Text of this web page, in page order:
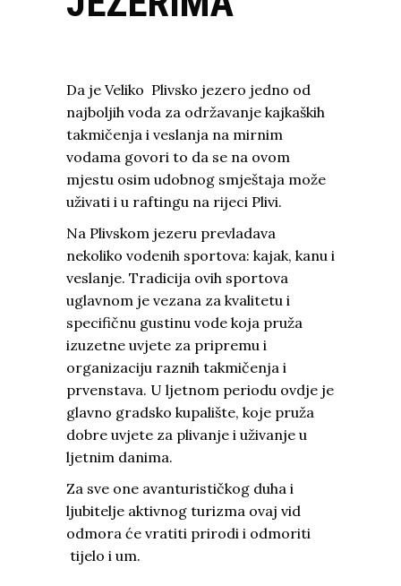
Da je Veliko Plivsko jezero jedno od
najboljih voda za održavanje kajkaških
takmičenja i veslanja na mirnim
vodama govori to da se na ovom
mjestu osim udobnog smještaja može
uživati i u raftingu na rijeci Plivi.
Na Plivskom jezeru prevladava
nekoliko vodenih sportova: kajak, kanu i
veslanje. Tradicija ovih sportova
uglavnom je vezana za kvalitetu i
specifičnu gustinu vode koja pruža
izuzetne uvjete za pripremu i
organizaciju raznih takmičenja i
prvenstava. U ljetnom periodu ovdje je
glavno gradsko kupalište, koje pruža
dobre uvjete za plivanje i uživanje u
ljetnim danima.
Za sve one avanturističkog duha i
ljubitelje aktivnog turizma ovaj vid
odmora će vratiti prirodi i odmoriti
tijelo i um.